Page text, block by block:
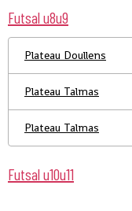
Futsal u8u9
Plateau Doullens
Plateau Talmas
Plateau Talmas
Futsal u10u11